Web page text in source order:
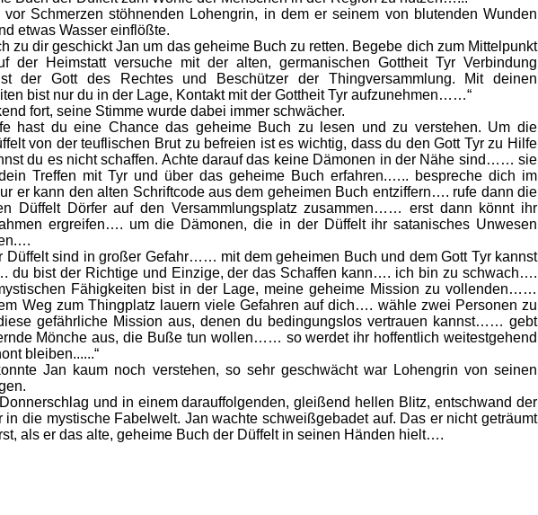
Schmerzen stöhnenden Lohengrin, in dem er seinem von blutenden Wunden
etwas Wasser einflößte.
zu dir geschickt Jan um das geheime Buch zu retten. Begebe dich zum Mittelpunkt
der Heimstatt versuche mit der alten, germanischen Gottheit Tyr Verbindung
der Gott des Rechtes und Beschützer der Thingversammlung. Mit deinen
bist nur du in der Lage, Kontakt mit der Gottheit Tyr aufzunehmen……“
fort, seine Stimme wurde dabei immer schwächer.
hast du eine Chance das geheime Buch zu lesen und zu verstehen. Um die
von der teuflischen Brut zu befreien ist es wichtig, dass du den Gott Tyr zu Hilfe
du es nicht schaffen. Achte darauf das keine Dämonen in der Nähe sind…… sie
Treffen mit Tyr und über das geheime Buch erfahren.….. bespreche dich im
er kann den alten Schriftcode aus dem geheimen Buch entziffern…. rufe dann die
Düffelt Dörfer auf den Versammlungsplatz zusammen…… erst dann könnt ihr
ergreifen…. um die Dämonen, die in der Düffelt ihr satanisches Unwesen
Düffelt sind in großer Gefahr…… mit dem geheimen Buch und dem Gott Tyr kannst
du bist der Richtige und Einzige, der das Schaffen kann…. ich bin zu schwach….
Fähigkeiten bist in der Lage, meine geheime Mission zu vollenden……
Weg zum Thingplatz lauern viele Gefahren auf dich…. wähle zwei Personen zu
gefährliche Mission aus, denen du bedingungslos vertrauen kannst…… gebt
Mönche aus, die Buße tun wollen…… so werdet ihr hoffentlich weitestgehend
bleiben......“
Jan kaum noch verstehen, so sehr geschwächt war Lohengrin von seinen
und in einem darauffolgenden, gleißend hellen Blitz, entschwand der
in die mystische Fabelwelt. Jan wachte schweißgebadet auf. Das er nicht geträumt
als er das alte, geheime Buch der Düffelt in seinen Händen hielt….